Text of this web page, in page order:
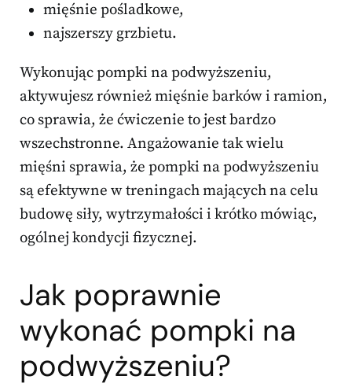
mięśnie pośladkowe,
najszerszy grzbietu.
Wykonując pompki na podwyższeniu,
aktywujesz również mięśnie barków i ramion,
co sprawia, że ćwiczenie to jest bardzo
wszechstronne. Angażowanie tak wielu
mięśni sprawia, że pompki na podwyższeniu
są efektywne w treningach mających na celu
budowę siły, wytrzymałości i krótko mówiąc,
ogólnej kondycji fizycznej.
Jak poprawnie
wykonać pompki na
podwyższeniu?